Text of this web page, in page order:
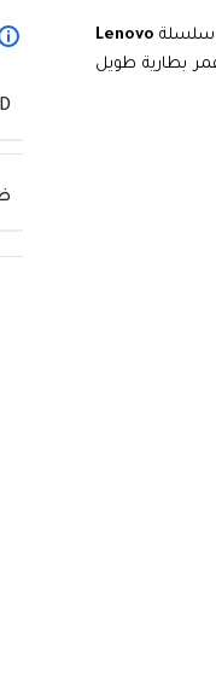
سلسلة Lenovo
مستقرًا وعمر بطارية طويل